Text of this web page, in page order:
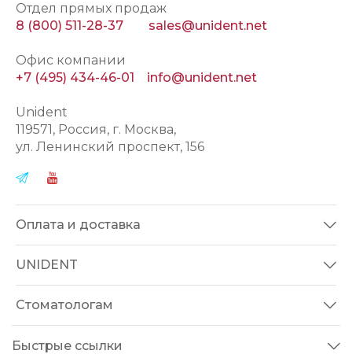
Отдел прямых продаж
8 (800) 511-28-37
sales@unident.net
Офис компании
+7 (495) 434-46-01
info@unident.net
Unident
119571, Россия, г. Москва,
ул. Ленинский проспект, 156
Оплата и доставка
UNIDENT
Стоматологам
Быстрые ссылки